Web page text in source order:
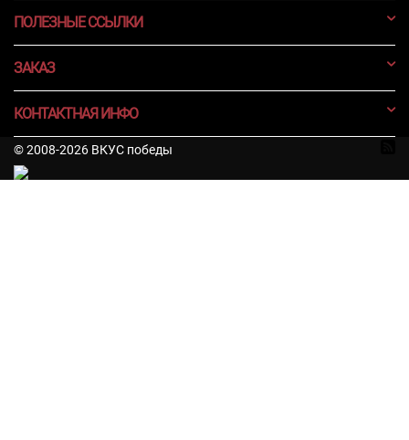
ПОЛЕЗНЫЕ ССЫЛКИ
ЗАКАЗ
КОНТАКТНАЯ ИНФО
© 2008-2026 ВКУС победы